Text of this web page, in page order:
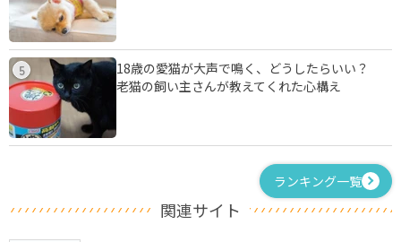
5
18歳の愛猫が大声で鳴く、どうしたらいい？
老猫の飼い主さんが教えてくれた心構え
ランキング一覧
関連サイト